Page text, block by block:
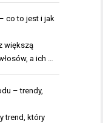
co to jest i jak
większą
a ich …
– trendy,
trend, który